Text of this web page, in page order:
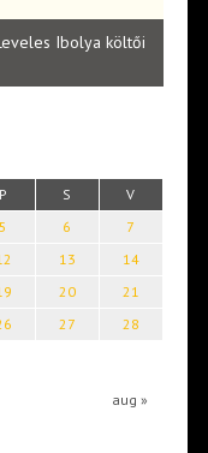
Ibolya költői
P S V
aug »
5 6
7
13
14
20
21
27
28